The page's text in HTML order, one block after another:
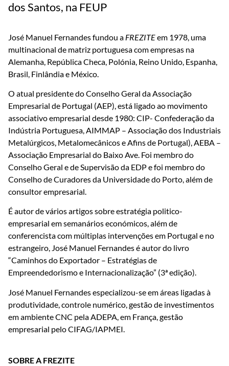
dos Santos, na FEUP
José Manuel Fernandes fundou a FREZITEem 1978, uma
multinacional de matriz portuguesa com empresas na
Alemanha, República Checa, Polónia, Reino Unido, Espanha,
Brasil, Finlândia e México.
O atual presidente do Conselho Geral da Associação
Empresarial de Portugal (AEP), está ligado ao movimento
associativo empresarial desde 1980: CIP- Confederação da
Indústria Portuguesa, AIMMAP – Associação dos Industriais
Metalúrgicos, Metalomecânicos e Afins de Portugal), AEBA –
Associação Empresarial do Baixo Ave. Foi membro do
Conselho Geral e de Supervisão da EDP e foi membro do
Conselho de Curadores da Universidade do Porto, além de
consultor empresarial.
É autor de vários artigos sobre estratégia politico-
empresarial em semanários económicos, além de
conferencista com múltiplas intervenções em Portugal e no
estrangeiro, José Manuel Fernandes é autor do livro
“Caminhos do Exportador – Estratégias de
Empreendedorismo e Internacionalização” (3ª edição).
José Manuel Fernandes especializou-se em áreas ligadas à
produtividade, controle numérico, gestão de investimentos
em ambiente CNC pela ADEPA, em França, gestão
empresarial pelo CIFAG/IAPMEI.
SOBRE A FREZITE